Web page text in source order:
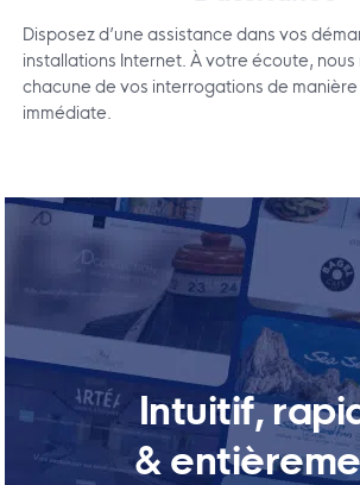
Disposez d’une assistance dans vos
installations Internet. À votre écoute,
chacune de vos interrogations de
immédiate.
Intuitif,
&